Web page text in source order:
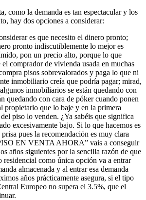
como la demanda es tan espectacular y los
hay dos opciones a considerar:
es que necesito el dinero pronto;
pronto indiscutiblemente lo mejor es
pon un precio alto, porque lo que
el comprador de vivienda usada en muchas
pisos sobrevalorados y paga lo que ni
inmobiliario creía que podría pagar; mirad,
inmobiliarios se están quedando con
quedando con cara de póker cuando ponen
propietario que lo baje y en la primera
piso lo venden. ¿Ya sabéis que significa
excesivamente bajo. Si lo que hacemos es
pues la recomendación es muy clara
EN VENTA AHORA” vais a conseguir
años siguientes por la sencilla razón de que
residencial como única opción va a entrar
almacenada y al entrar esa demanda
años prácticamente asegura, si el tipo
Europeo no supera el 3.5%, que el